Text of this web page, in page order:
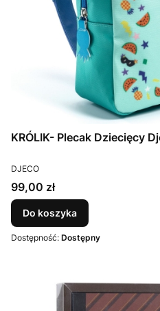
PRODUCENT
DJECO
Cena
99,00 zł
Do koszyka
Dostępność: Dostępny